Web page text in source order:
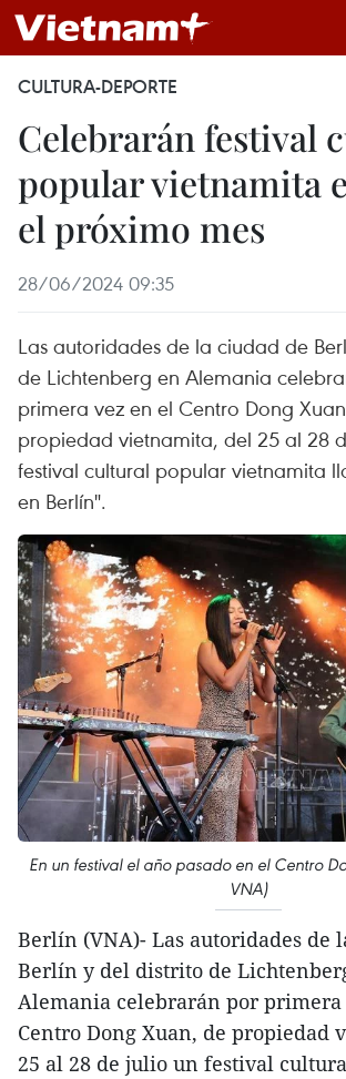
CULTURA-DEPORTE
Celebrarán festival
popular vietnamita
el próximo mes
28/06/2024 09:35
Las autoridades de la ciudad de
de Lichtenberg en Alemania
primera vez en el Centro Dong
propiedad vietnamita, del 25 al 28
festival cultural popular vietnamita
en Berlín".
En un festival el año pasado en el Centro
VNA)
Berlín (VNA)- Las autoridades de
Berlín y del distrito de
Alemania celebrarán por primera
Centro Dong Xuan, de propiedad
25 al 28 de julio un festival